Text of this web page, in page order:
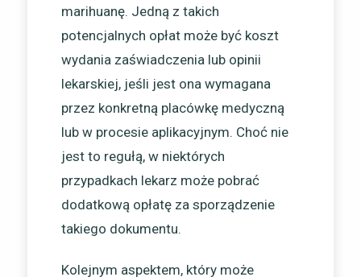
marihuanę. Jedną z takich
potencjalnych opłat może być koszt
wydania zaświadczenia lub opinii
lekarskiej, jeśli jest ona wymagana
przez konkretną placówkę medyczną
lub w procesie aplikacyjnym. Choć nie
jest to regułą, w niektórych
przypadkach lekarz może pobrać
dodatkową opłatę za sporządzenie
takiego dokumentu.
Kolejnym aspektem, który może